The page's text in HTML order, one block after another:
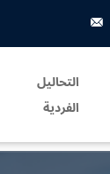
التحاليل
الفردية